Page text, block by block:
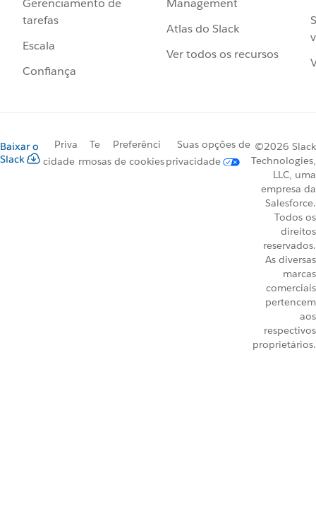
Gerenciamento de
tarefas
Escala
Confiança
Management
Atlas do Slack
Ver todos os recursos
Baixar o
Slack
Priva
cidade
Te
rmos
Preferênci
as de cookies
Suas opções de
privacidade
©2026 Slack
Technologies,
LLC, uma
empresa da
Salesforce.
Todos os
direitos
reservados.
As diversas
marcas
comerciais
pertencem
aos
respectivos
proprietários.